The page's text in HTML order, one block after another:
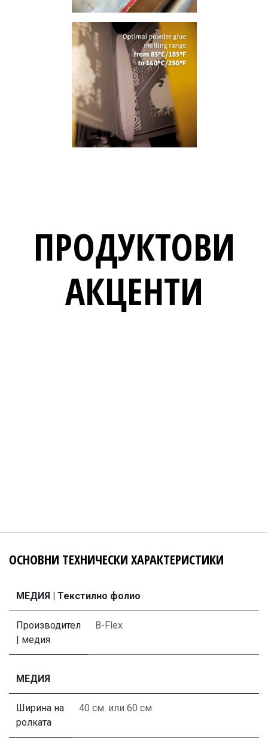
ПРОДУКТОВИ
АКЦЕНТИ
ОСНОВНИ ТЕХНИЧЕСКИ ХАРАКТЕРИСТИКИ
МЕДИЯ | Текстилно фолио
Производител
| медия
B-Flex
МЕДИЯ
Ширина на
ролката
40 см. или 60 см.